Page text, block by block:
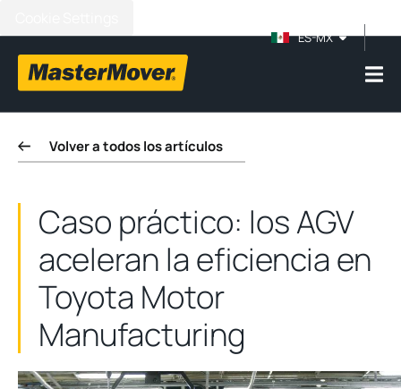
ES-MX
Volver a todos los artículos
Caso práctico: los AGV
aceleran la eficiencia en
Toyota Motor
Manufacturing